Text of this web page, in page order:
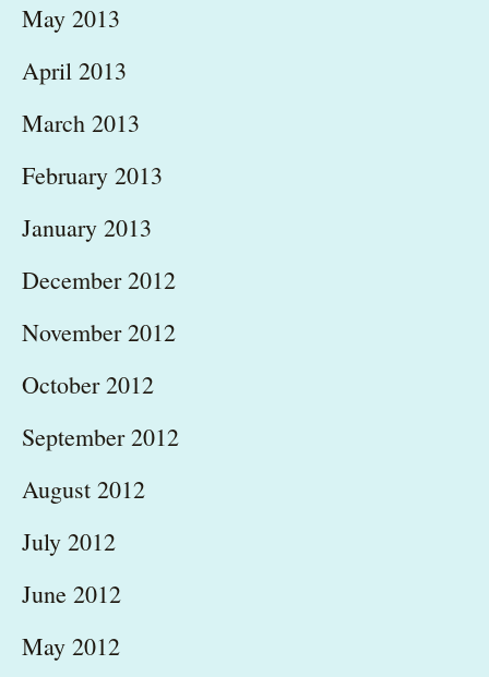
May 2013
April 2013
March 2013
February 2013
January 2013
December 2012
November 2012
October 2012
September 2012
August 2012
July 2012
June 2012
May 2012